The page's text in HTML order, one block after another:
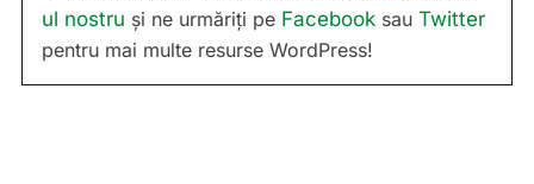
ul nostru și ne urmăriți pe Facebook sau Twitter
pentru mai multe resurse WordPress!